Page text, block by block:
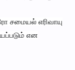
சமையல் எரிவாயு
என